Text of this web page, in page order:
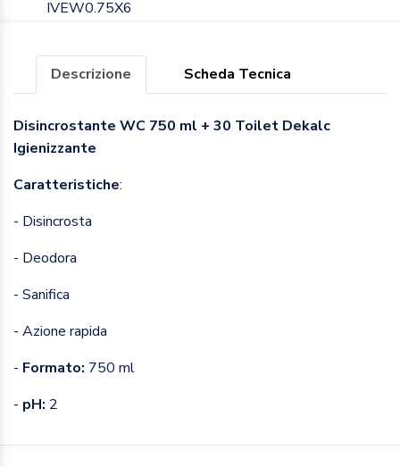
IVEW0.75X6
Descrizione Scheda Tecnica
Disincrostante WC 750 ml + 30 Toilet Dekalc
Igienizzante
Caratteristiche:
- Disincrosta
- Deodora
- Sanifica
- Azione rapida
- Formato: 750 ml
- pH: 2